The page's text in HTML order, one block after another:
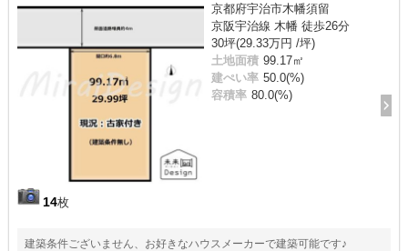
14枚
京都府宇治市木幡須留
京阪宇治線 木幡 徒歩26分
30坪(29.33万円 /坪)
土地面積 99.17㎡
建ぺい率 50.0(%)
容積率 80.0(%)
建築条件ございません、お好きなハウスメーカーで建築可能です♪